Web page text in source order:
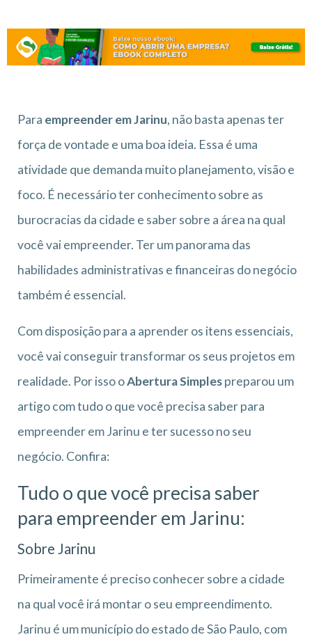
Para empreender em Jarinu, não basta apenas ter
força de vontade e uma boa ideia. Essa é uma
atividade que demanda muito planejamento, visão e
foco. É necessário ter conhecimento sobre as
burocracias da cidade e saber sobre a área na qual
você vai empreender. Ter um panorama das
habilidades administrativas e financeiras do negócio
também é essencial.
Com disposição para a aprender os itens essenciais,
você vai conseguir transformar os seus projetos em
realidade. Por isso oAbertura Simplespreparou um
artigo com tudo o que você precisa saber para
empreender em Jarinu e ter sucesso no seu
negócio. Confira:
Tudo o que você precisa saber
para empreender em Jarinu:
Sobre Jarinu
Primeiramente é preciso conhecer sobre a cidade
na qual você irá montar o seu empreendimento.
Jarinu é um município do estado de São Paulo, com